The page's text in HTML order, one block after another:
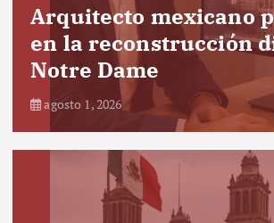
Arquitecto mexicano
en la reconstrucción
Notre Dame
agosto 1, 2026